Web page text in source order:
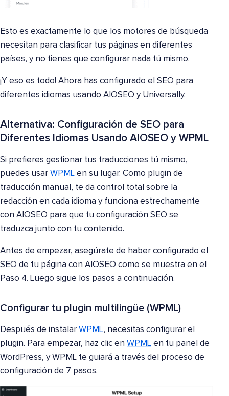
Esto es exactamente lo que los motores de búsqueda
necesitan para clasificar tus páginas en diferentes
países, y no tienes que configurar nada tú mismo.
¡Y eso es todo! Ahora has configurado el SEO para
diferentes idiomas usando AIOSEO y Universally.
Alternativa: Configuración de SEO para
Diferentes Idiomas Usando AIOSEO y WPML
Si prefieres gestionar tus traducciones tú mismo,
puedes usar WPML en su lugar. Como plugin de
traducción manual, te da control total sobre la
redacción en cada idioma y funciona estrechamente
con AIOSEO para que tu configuración SEO se
traduzca junto con tu contenido.
Antes de empezar, asegúrate de haber configurado el
SEO de tu página con AIOSEO como se muestra en el
Paso 4. Luego sigue los pasos a continuación.
Configurar tu plugin multilingüe (WPML)
Después de instalar WPML, necesitas configurar el
plugin. Para empezar, haz clic en WPML en tu panel de
WordPress, y WPML te guiará a través del proceso de
configuración de 7 pasos.